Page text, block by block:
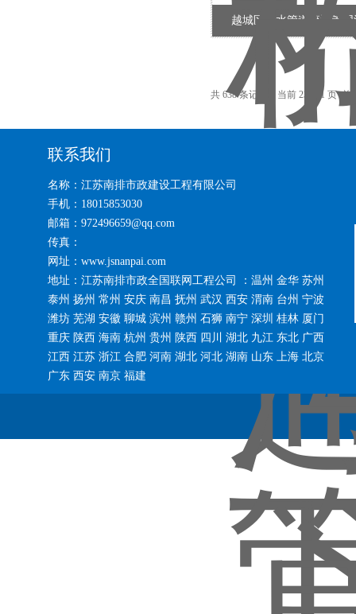
越城区污水管道疏通管
共 638 条记录，当前 23 / 31 页首
联系我们
名称：江苏南排市政建设工程有限公司
手机：18015853030
邮箱：972496659@qq.com
传真：
网址：www.jsnanpai.com
地址：江苏南排市政全国联网工程公司 ：温州 金华 苏州
泰州 扬州 常州 安庆 南昌 抚州 武汉 西安 渭南 台州 宁波
潍坊 芜湖 安徽 聊城 滨州 赣州 石狮 南宁 深圳 桂林 厦门
重庆 陕西 海南 杭州 贵州 陕西 四川 湖北 九江 东北 广西
江西 江苏 浙江 合肥 河南 湖北 河北 湖南 山东 上海 北京
广东 西安 南京 福建